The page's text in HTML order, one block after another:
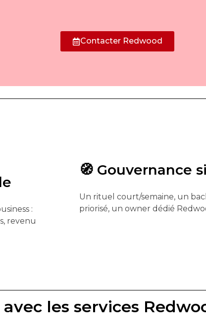
Contacter Redwood
:
revenu
🧭 Gouvernance
Un rituel court/semaine, un
priorisé, un owner dédié
les services